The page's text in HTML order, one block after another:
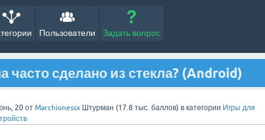
Пользователи Задать вопрос
часто сделано из стекла? (Android)
20 от Marchionessx Штурман (17.8 тыс. баллов) в категории Игры для